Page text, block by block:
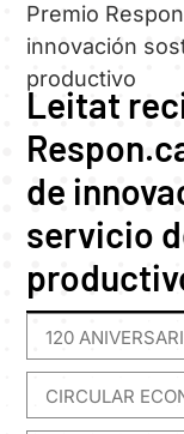
Premio
innovación
productivo
Leitat
de
servicio
120
CIRCULAR